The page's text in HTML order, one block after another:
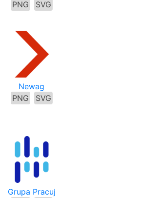
PNG
SVG
Newag
PNG
SVG
Grupa Pracuj